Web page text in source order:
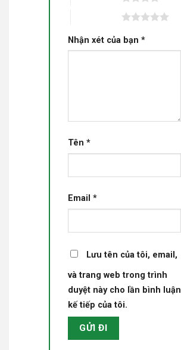
Nhận xét của bạn *
Tên *
Email *
Lưu tên của tôi, email,
và trang web trong trình
duyệt này cho lần bình luận
kế tiếp của tôi.